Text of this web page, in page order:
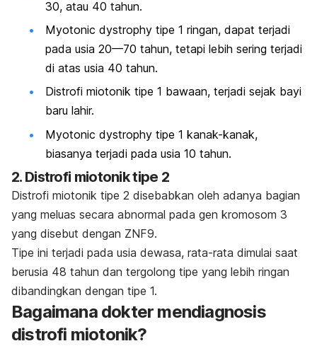
30, atau 40 tahun.
Myotonic dystrophy tipe 1 ringan, dapat terjadi
pada usia 20—70 tahun, tetapi lebih sering terjadi
di atas usia 40 tahun.
Distrofi miotonik tipe 1 bawaan, terjadi sejak bayi
baru lahir.
Myotonic dystrophy tipe 1 kanak-kanak,
biasanya terjadi pada usia 10 tahun.
2. Distrofi miotonik tipe 2
Distrofi miotonik tipe 2 disebabkan oleh adanya bagian
yang meluas secara abnormal pada gen kromosom 3
yang disebut dengan ZNF9.
Tipe ini terjadi pada usia dewasa, rata-rata dimulai saat
berusia 48 tahun dan tergolong tipe yang lebih ringan
dibandingkan dengan tipe 1.
Bagaimana dokter mendiagnosis
distrofi miotonik?